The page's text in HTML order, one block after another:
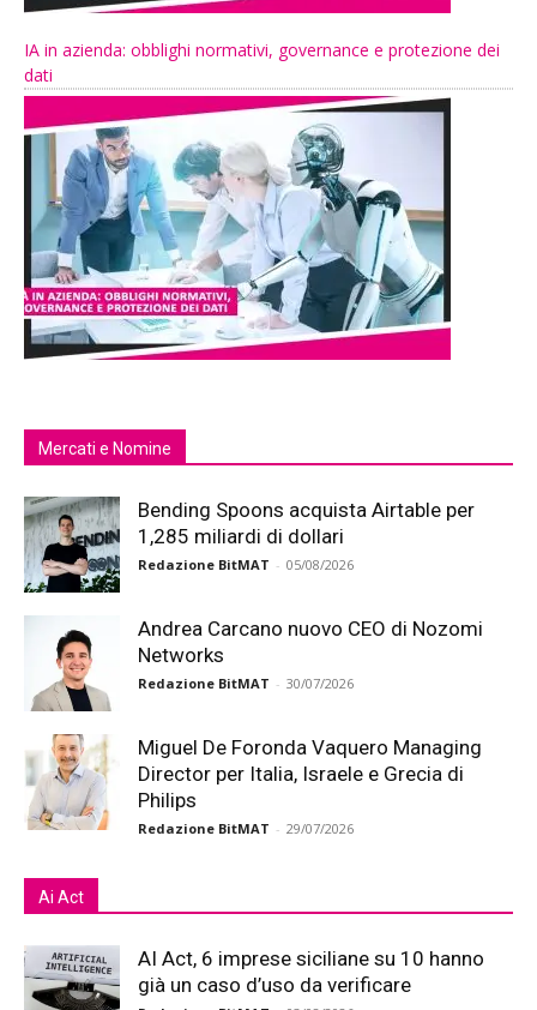
IA in azienda: obblighi normativi, governance e protezione dei
dati
Mercati e Nomine
Bending Spoons acquista Airtable per
1,285 miliardi di dollari
Redazione BitMAT - 05/08/2026
Andrea Carcano nuovo CEO di Nozomi
Networks
Redazione BitMAT - 30/07/2026
Miguel De Foronda Vaquero Managing
Director per Italia, Israele e Grecia di
Philips
Redazione BitMAT - 29/07/2026
Ai Act
AI Act, 6 imprese siciliane su 10 hanno
già un caso d’uso da verificare